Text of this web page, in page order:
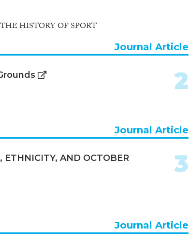
HISTORY OF SPORT
Journal Article
2
Journal Article
ETHNICITY, AND OCTOBER
3
Journal Article